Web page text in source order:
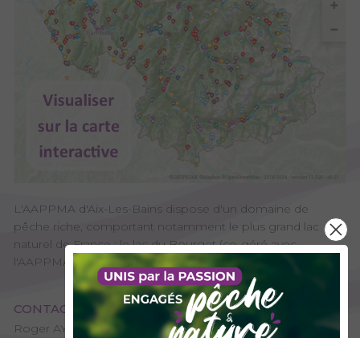
L'AAPPMA d'Aix-Les-Bains dispose d'un domaine de
pêche riche, comportant notamment le plus grand lac
naturel de France : le lac du Bourget (co-géré avec
l'AAPPMA de Chambéry)
CONTACT
Roger AYEL - Président de l'AAPPMA